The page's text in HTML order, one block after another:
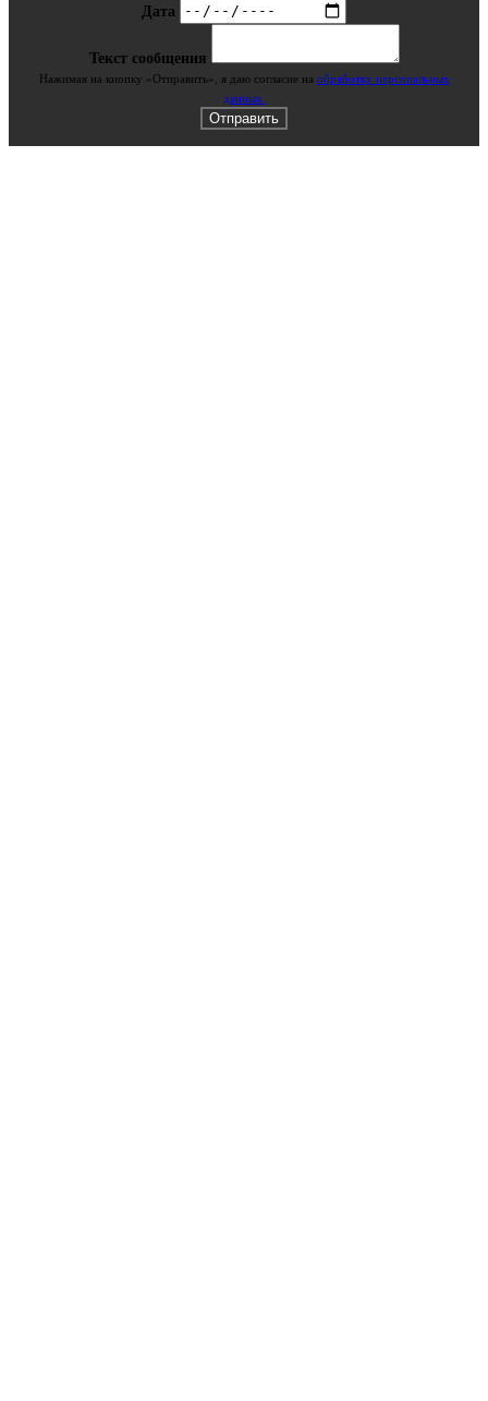
Дата
Текст сообщения
Нажимая на кнопку «Отправить», я даю cогласие на обработку персональных
данных.